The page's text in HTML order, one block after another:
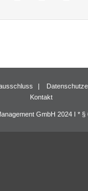
Kontakt
GmbH 2024 I * §